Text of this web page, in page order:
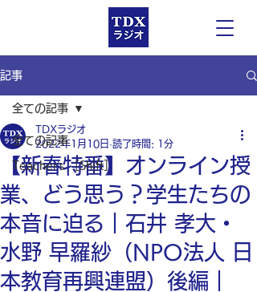
記事
全ての記事
Teacher’s ［Shift］
全ての記事
【新春特番】オンライン授
業、どう思う？学生たちの
本音に迫る｜石井 孝大・
水野 早羅紗（NPO法人 日
本教育再興連盟）後編｜
TDXラジオ
2022年1月10日 読了時間: 1分